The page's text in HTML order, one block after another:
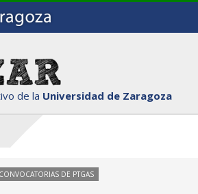
de la Universidad de Zaragoza
CONVOCATORIAS DE PTGAS